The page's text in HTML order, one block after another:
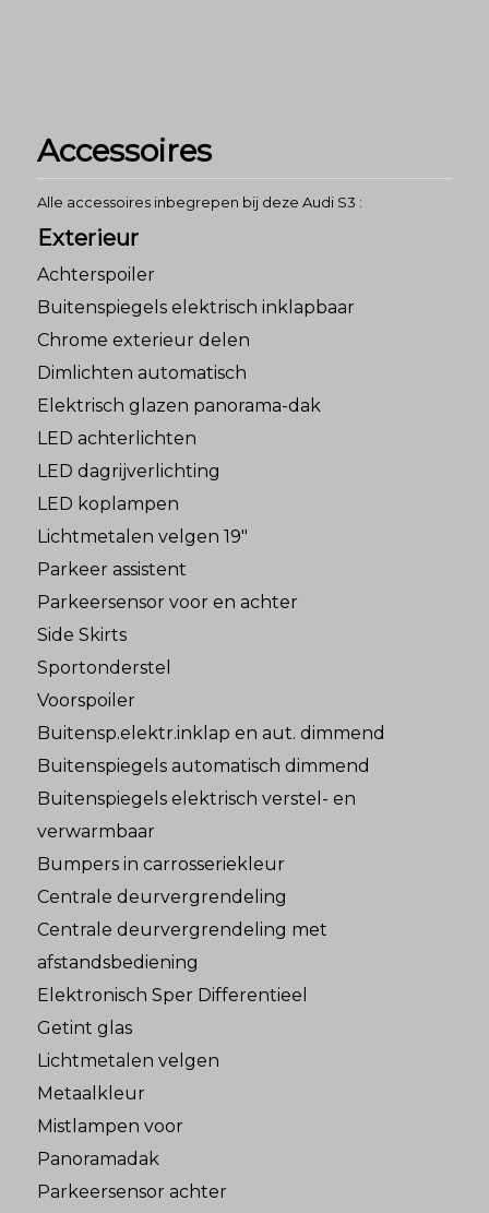
Accessoires
Alle accessoires inbegrepen bij deze Audi S3 :
Exterieur
Achterspoiler
Buitenspiegels elektrisch inklapbaar
Chrome exterieur delen
Dimlichten automatisch
Elektrisch glazen panorama-dak
LED achterlichten
LED dagrijverlichting
LED koplampen
Lichtmetalen velgen 19"
Parkeer assistent
Parkeersensor voor en achter
Side Skirts
Sportonderstel
Voorspoiler
Buitensp.elektr.inklap en aut. dimmend
Buitenspiegels automatisch dimmend
Buitenspiegels elektrisch verstel- en
verwarmbaar
Bumpers in carrosseriekleur
Centrale deurvergrendeling
Centrale deurvergrendeling met
afstandsbediening
Elektronisch Sper Differentieel
Getint glas
Lichtmetalen velgen
Metaalkleur
Mistlampen voor
Panoramadak
Parkeersensor achter